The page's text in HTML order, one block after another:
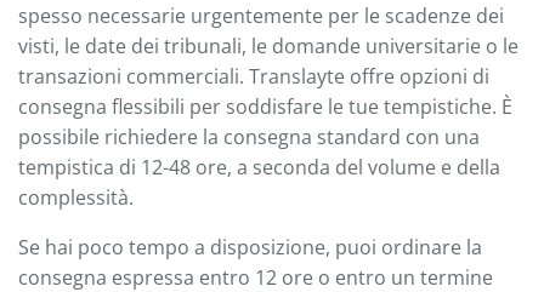
spesso necessarie urgentemente per le scadenze dei
visti, le date dei tribunali, le domande universitarie o le
transazioni commerciali. Translayte offre opzioni di
consegna flessibili per soddisfare le tue tempistiche. È
possibile richiedere la consegna standard con una
tempistica di 12-48 ore, a seconda del volume e della
complessità.
Se hai poco tempo a disposizione, puoi ordinare la
consegna espressa entro 12 ore o entro un termine